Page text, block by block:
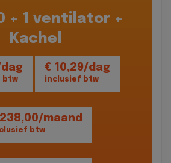
+ 1 ventilator +
Kachel
btw
€ 10,29/dag
inclusief btw
maand
btw